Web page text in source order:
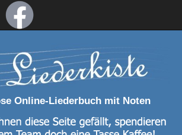
Online-Liederbuch mit Noten